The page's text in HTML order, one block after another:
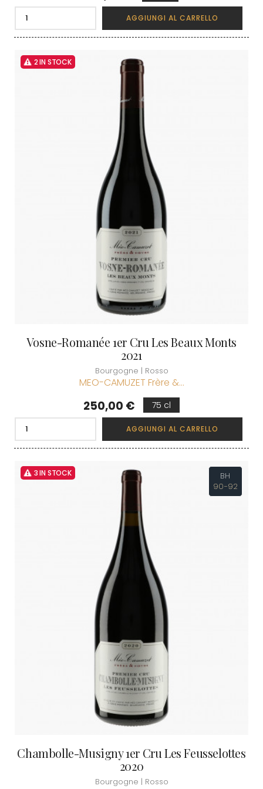
AGGIUNGI AL CARRELLO
2 IN STOCK
Vosne-Romanée 1er Cru Les Beaux Monts
2021
Bourgogne | Rosso
MEO-CAMUZET Frère &...
Prezzo
250,00 € 75 cl
AGGIUNGI AL CARRELLO
3 IN STOCK
BH
90-92
Chambolle-Musigny 1er Cru Les Feusselottes
2020
Bourgogne | Rosso